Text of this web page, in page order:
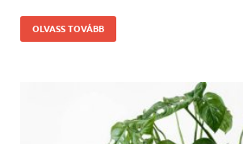
OLVASS TOVÁBB